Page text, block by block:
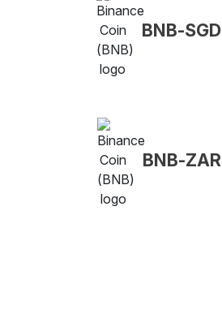
BNB-SGD
BNB-ZAR